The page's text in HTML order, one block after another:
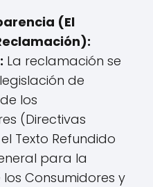
(El
La reclamación se
de
los
(Directivas
Texto Refundido
para la
Consumidores y